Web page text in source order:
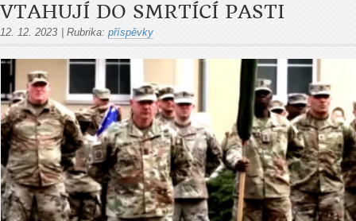
VTAHUJÍ DO SMRTÍCÍ PASTI
12. 12. 2023 Rubrika: příspěvky